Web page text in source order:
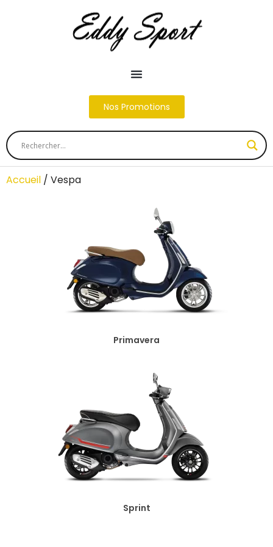
Nos Promotions
Accueil / Vespa
Primavera
Sprint